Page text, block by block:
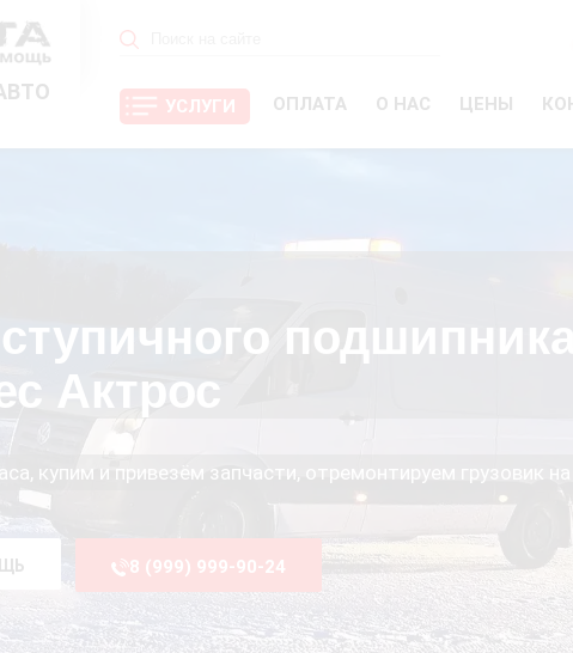
УСЛУГИ ОПЛАТА О НАС ЦЕНЫ
Актрос
купим и привезём запчасти, отремонтируем грузовик
8 (999) 999-90-24